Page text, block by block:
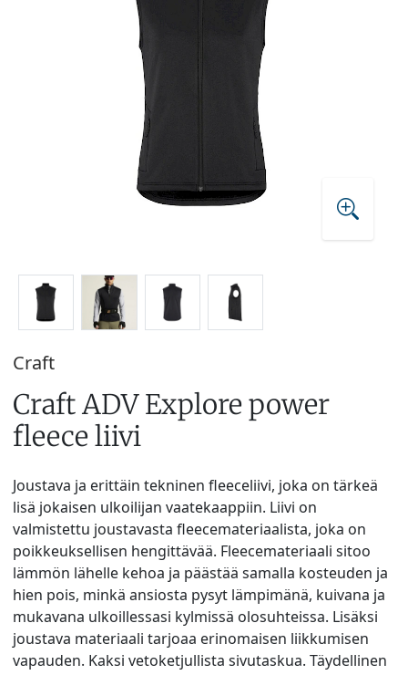
Craft
Craft ADV Explore power
fleece liivi
Joustava ja erittäin tekninen fleeceliivi, joka on tärkeä
lisä jokaisen ulkoilijan vaatekaappiin. Liivi on
valmistettu joustavasta fleecemateriaalista, joka on
poikkeuksellisen hengittävää. Fleecemateriaali sitoo
lämmön lähelle kehoa ja päästää samalla kosteuden ja
hien pois, minkä ansiosta pysyt lämpimänä, kuivana ja
mukavana ulkoillessasi kylmissä olosuhteissa. Lisäksi
joustava materiaali tarjoaa erinomaisen liikkumisen
vapauden. Kaksi vetoketjullista sivutaskua. Täydellinen